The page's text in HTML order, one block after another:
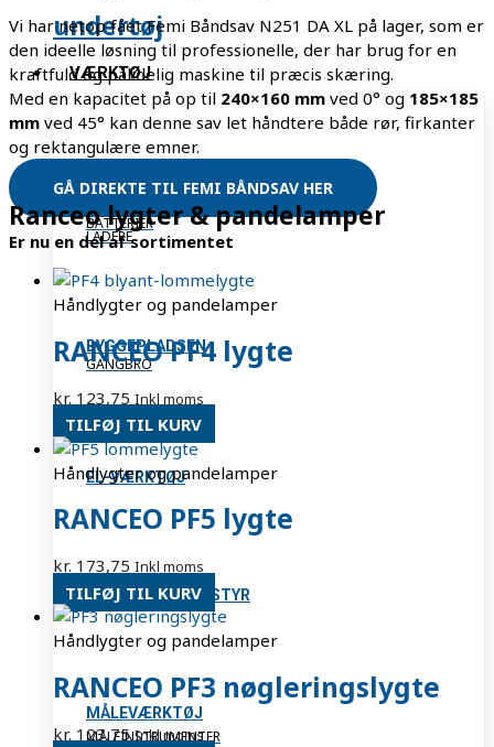
undertøj
VÆRKTØJ
AKKU HAVEMASKINER
AKKU LYS
AKKU VÆRKTØJ
BATTERIER
LADERE
BYGGEPLADSEN
GANGBRO
EL-VÆRKTØJ
INSPEKTIONSUDSTYR
MÅLEVÆRKTØJ
MÅLEINSTRUMENTER
Vi har netop fået Femi Båndsav N251 DA XL på lager, som er
den ideelle løsning til professionelle, der har brug for en
kraftfuld og pålidelig maskine til præcis skæring.
Med en kapacitet på op til 240×160 mm ved 0° og 185×185
mm ved 45° kan denne sav let håndtere både rør, firkanter
og rektangulære emner.
GÅ DIREKTE TIL FEMI BÅNDSAV HER
Ranceo lygter & pandelamper
Er nu en del af sortimentet
Håndlygter og pandelamper
RANCEO PF4 lygte
kr. 123,75 Inkl moms
TILFØJ TIL KURV
Håndlygter og pandelamper
RANCEO PF5 lygte
kr. 173,75 Inkl moms
TILFØJ TIL KURV
Håndlygter og pandelamper
RANCEO PF3 nøgleringslygte
kr. 123,75 Inkl moms